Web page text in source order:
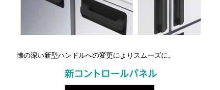
懐の深い新型ハンドルへの変更によりスムーズに。